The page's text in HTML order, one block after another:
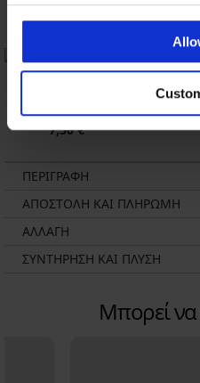
κλασικό
κλασικό
7,50 €
ΠΕΡΙΓΡΑΦΗ
ΑΠΟΣΤΟΛΗ ΚΑΙ ΠΛΗΡΩΜΗ
ΑΛΛΑΓΗ
ΣΥΝΤΗΡΗΣΗ ΚΑΙ ΠΛΥΣΗ
Μπορεί να